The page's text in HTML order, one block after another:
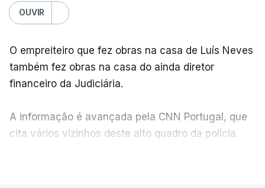
OUVIR
O empreiteiro que fez obras na casa de Luís Neves
também fez obras na casa do ainda diretor
financeiro da Judiciária.
A informação é avançada pela CNN Portugal, que
cita vários vizinhos deste alto quadro da polícia.